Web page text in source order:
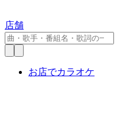
店舗
お店でカラオケ